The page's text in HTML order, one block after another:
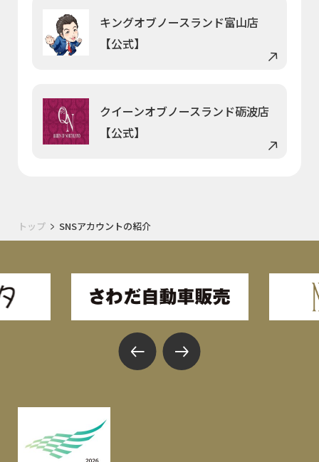
キングオブノースランド富山店
【公式】
クイーンオブノースランド砺波店
【公式】
トップ SNSアカウントの紹介